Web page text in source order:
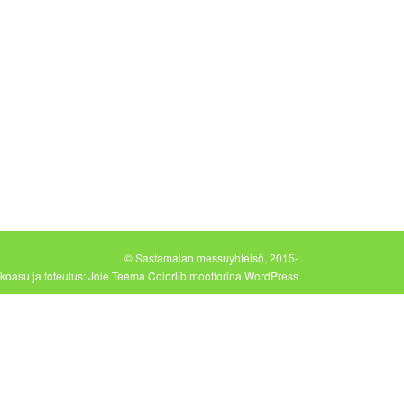
© Sastamalan messuyhteisö, 2015-
ja toteutus:Jole Teema Colorlibmoottorina WordPress